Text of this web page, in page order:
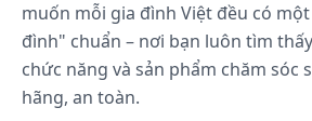
Những lưu ý khi sử dụng:
Chống chỉ định:
Thận trọng:
muốn mỗi gia đình Việt đều có
đình" chuẩn – nơi bạn luôn tìm
chức năng và sản phẩm chăm sóc
hãng, an toàn.